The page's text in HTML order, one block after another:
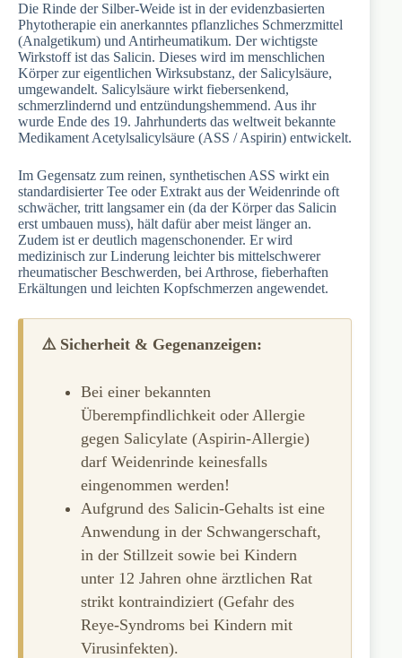
Die Rinde der Silber-Weide ist in der evidenzbasierten
Phytotherapie ein anerkanntes pflanzliches Schmerzmittel
(Analgetikum) und Antirheumatikum. Der wichtigste
Wirkstoff ist das Salicin. Dieses wird im menschlichen
Körper zur eigentlichen Wirksubstanz, der Salicylsäure,
umgewandelt. Salicylsäure wirkt fiebersenkend,
schmerzlindernd und entzündungshemmend. Aus ihr
wurde Ende des 19. Jahrhunderts das weltweit bekannte
Medikament Acetylsalicylsäure (ASS / Aspirin) entwickelt.
Im Gegensatz zum reinen, synthetischen ASS wirkt ein
standardisierter Tee oder Extrakt aus der Weidenrinde oft
schwächer, tritt langsamer ein (da der Körper das Salicin
erst umbauen muss), hält dafür aber meist länger an.
Zudem ist er deutlich magenschonender. Er wird
medizinisch zur Linderung leichter bis mittelschwerer
rheumatischer Beschwerden, bei Arthrose, fieberhaften
Erkältungen und leichten Kopfschmerzen angewendet.
⚠️ Sicherheit & Gegenanzeigen:
Bei einer bekannten
Überempfindlichkeit oder Allergie
gegen Salicylate (Aspirin-Allergie)
darf Weidenrinde keinesfalls
eingenommen werden!
Aufgrund des Salicin-Gehalts ist eine
Anwendung in der Schwangerschaft,
in der Stillzeit sowie bei Kindern
unter 12 Jahren ohne ärztlichen Rat
strikt kontraindiziert (Gefahr des
Reye-Syndroms bei Kindern mit
Virusinfekten).